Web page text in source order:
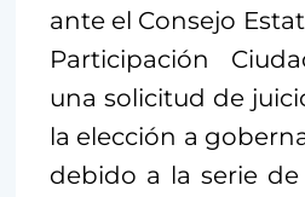
ante el Consejo
Participación
una solicitud de
la elección a
debido a la serie